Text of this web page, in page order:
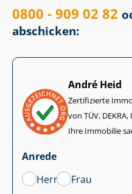
0800 - 909 02 82
abschicken:
André Heid
Zertifizierte
von TÜV,
Ihre Immobilie
Anrede
Herr
Frau